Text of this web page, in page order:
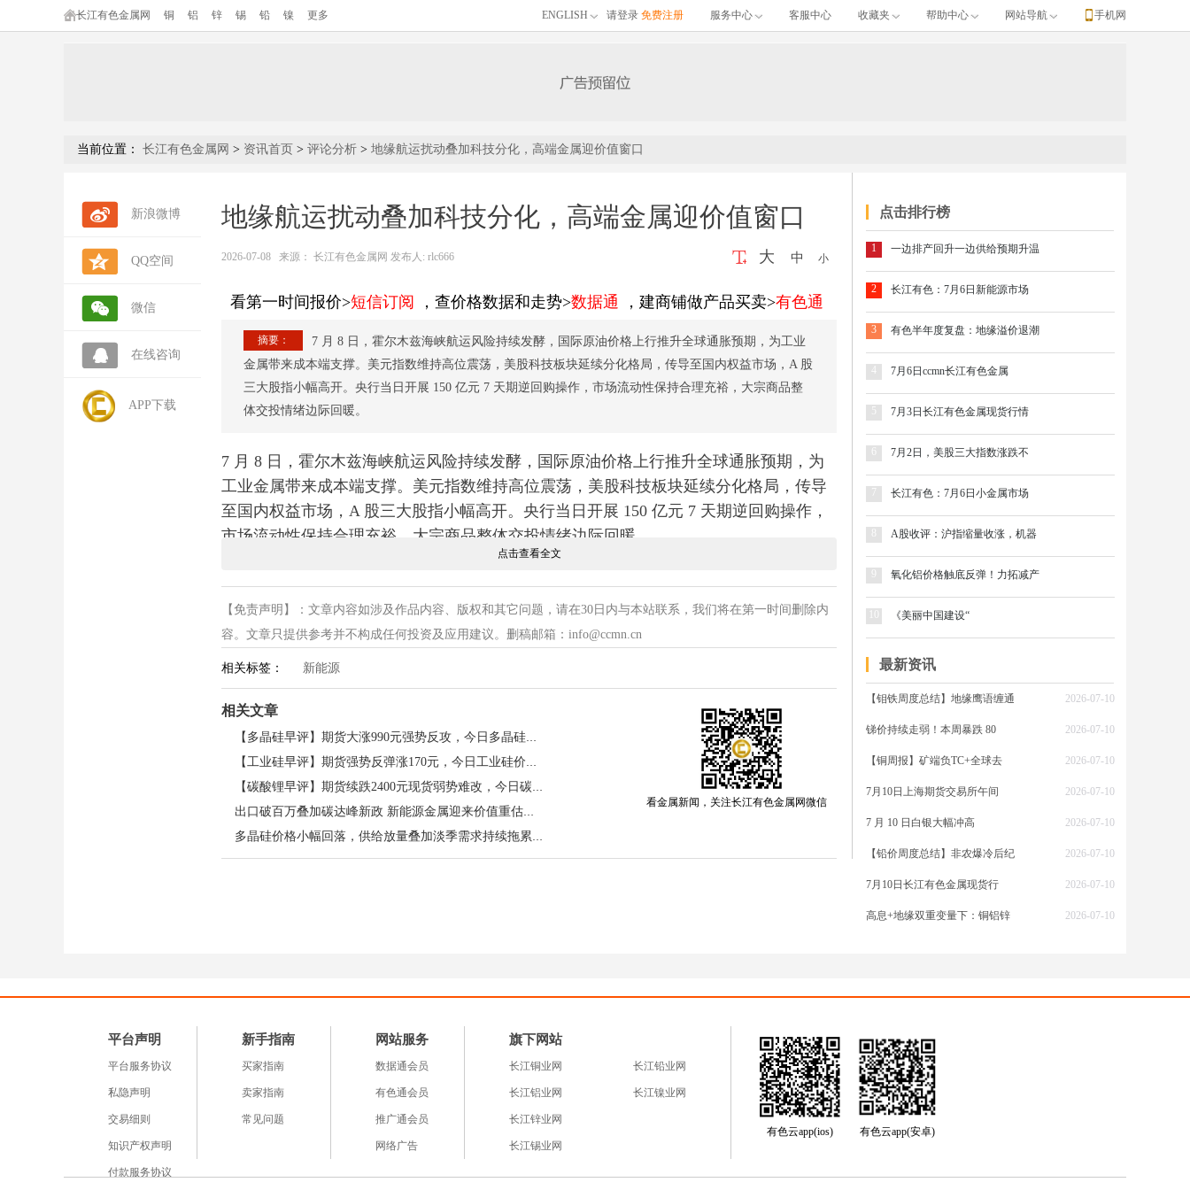
长江有色金属网 铜 铝 锌 锡 铅 镍 更多 ENGLISH 请登录 免费注册 服务中心 客服中心 收藏夹 帮助中心 网站导航 手机网
当前位置： 长江有色金属网 > 资讯首页 > 评论分析 > 地缘航运扰动叠加科技分化，高端金属迎价值窗口
新浪微博
QQ空间
微信
在线咨询
APP下载
地缘航运扰动叠加科技分化，高端金属迎价值窗口
2026-07-08 来源： 长江有色金属网 发布人: rlc666 大 中 小
看第一时间报价>短信订阅 ，查价格数据和走势>数据通 ，建商铺做产品买卖>有色通
摘要：
7 月 8 日，霍尔木兹海峡航运风险持续发酵，国际原油价格上行推升全球通胀预期，为工业
金属带来成本端支撑。美元指数维持高位震荡，美股科技板块延续分化格局，传导至国内权益市场，A 股
三大股指小幅高开。央行当日开展 150 亿元 7 天期逆回购操作，市场流动性保持合理充裕，大宗商品整
体交投情绪边际回暖。
7 月 8 日，霍尔木兹海峡航运风险持续发酵，国际原油价格上行推升全球通胀预期，为
工业金属带来成本端支撑。美元指数维持高位震荡，美股科技板块延续分化格局，传导
至国内权益市场，A 股三大股指小幅高开。央行当日开展 150 亿元 7 天期逆回购操作，
市场流动性保持合理充裕，大宗商品整体交投情绪边际回暖。
点击查看全文
【免责声明】：文章内容如涉及作品内容、版权和其它问题，请在30日内与本站联系，我们将在第一时间删除内
容。文章只提供参考并不构成任何投资及应用建议。删稿邮箱：info@ccmn.cn
相关标签： 新能源
相关文章
【多晶硅早评】期货大涨990元强势反攻，今日多晶硅价格或有反弹
【工业硅早评】期货强势反弹涨170元，今日工业硅价格或上涨
【碳酸锂早评】期货续跌2400元现货弱势难改，今日碳酸锂价格或延续下跌
出口破百万叠加碳达峰新政 新能源金属迎来价值重估窗口期
多晶硅价格小幅回落，供给放量叠加淡季需求持续拖累价格
看金属新闻，关注长江有色金属网微信
点击排行榜
1 一边排产回升一边供给预期升温
2 长江有色：7月6日新能源市场
3 有色半年度复盘：地缘溢价退潮
4 7月6日ccmn长江有色金属
5 7月3日长江有色金属现货行情
7月2日，美股三大指数涨跌不
7 长江有色：7月6日小金属市场
A股收评：沪指缩量收涨，机器
氧化铝价格触底反弹！力拓减产
《美丽中国建设“
最新资讯
【钼铁周度总结】地缘鹰语缠通 2026-07-10
锑价持续走弱！本周暴跌 80 2026-07-10
【铜周报】矿端负TC+全球去 2026-07-10
7月10日上海期货交易所午间 2026-07-10
7 月 10 日白银大幅冲高 2026-07-10
【铅价周度总结】非农爆冷后纪 2026-07-10
7月10日长江有色金属现货行 2026-07-10
高息+地缘双重变量下：铜铝锌 2026-07-10
平台声明
平台服务协议
私隐声明
交易细则
知识产权声明
付款服务协议
新手指南
买家指南
卖家指南
常见问题
网站服务
数据通会员
有色通会员
推广通会员
网络广告
旗下网站
长江铜业网
长江铝业网
长江锌业网
长江锡业网
长江铅业网
长江镍业网
有色云app(ios) 有色云app(安卓)